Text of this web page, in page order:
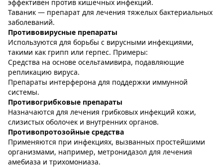
эффективен против кишечных инфекций.
Таваник — препарат для лечения тяжелых бактериальных
заболеваний.
Противовирусные препараты
Используются для борьбы с вирусными инфекциями,
такими как грипп или герпес. Примеры:
Средства на основе осельтамивира, подавляющие
репликацию вируса.
Препараты интерферона для поддержки иммунной
системы.
Противогрибковые препараты
Назначаются для лечения грибковых инфекций кожи,
слизистых оболочек и внутренних органов.
Противопротозойные средства
Применяются при инфекциях, вызванных простейшими
организмами, например, метронидазол для лечения
амебиаза и трихомониаза.